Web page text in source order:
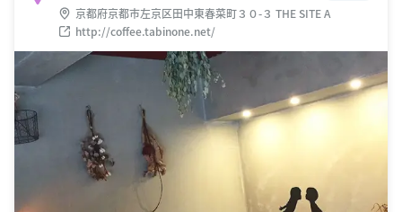
京都府京都市左京区田中東春菜町３０-３ THE SITE A
http://coffee.tabinone.net/